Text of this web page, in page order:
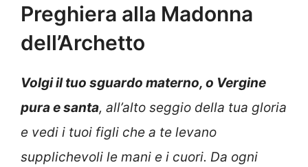
Preghiera alla Madonna
dell’Archetto
Volgi il tuo sguardo materno, o Vergine
pura e santa, all’alto seggio della tua gloria
e vedi i tuoi figli che a te levano
supplichevoli le mani e i cuori. Da ogni